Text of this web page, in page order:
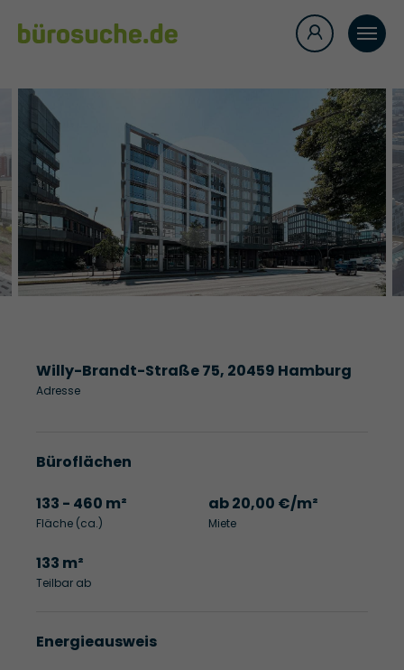
Willy-Brandt-Straße 75, 20459 Hamburg
Adresse
Büroflächen
133 - 460 m²
Fläche (ca.)
ab 20,00 €/m²
Miete
133 m²
Teilbar ab
Energieausweis